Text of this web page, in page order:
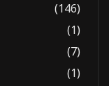
(146)
(1)
(7)
(1)